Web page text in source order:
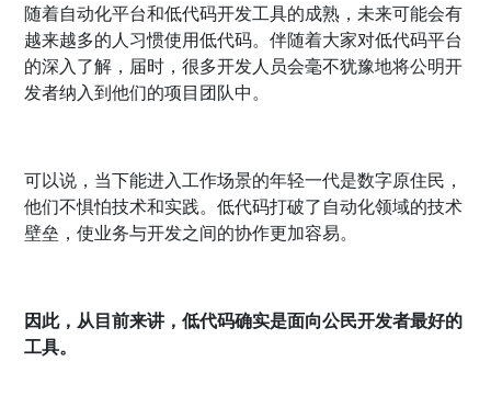
随着自动化平台和低代码开发工具的成熟，未来可能会有
越来越多的人习惯使用低代码。伴随着大家对低代码平台
的深入了解，届时，很多开发人员会毫不犹豫地将公明开
发者纳入到他们的项目团队中。
可以说，当下能进入工作场景的年轻一代是数字原住民，
他们不惧怕技术和实践。低代码打破了自动化领域的技术
壁垒，使业务与开发之间的协作更加容易。
因此，从目前来讲，低代码确实是面向公民开发者最好的
工具。